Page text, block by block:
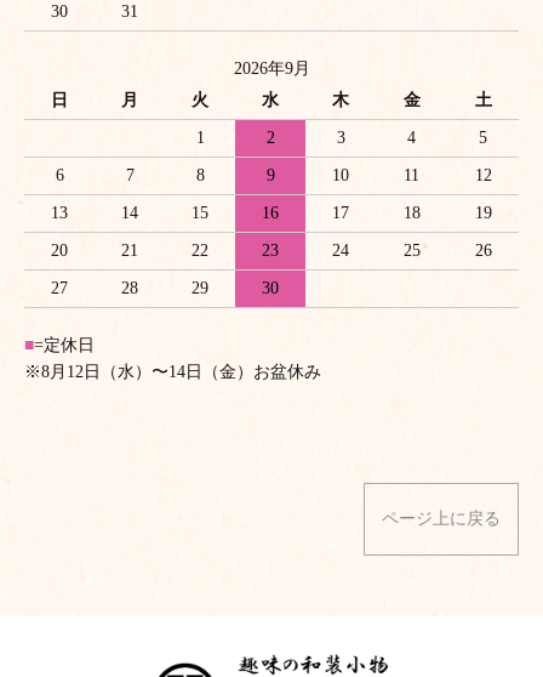
30 31
2026年9月
日
月 火 水 木 金 土
1 2 3 4 5
6 7 8 9 10 11 12
13 14 15 16 17 18 19
20 21 22 23 24 25 26
27 28 29 30
■=定休日
※8月12日（水）〜14日（金）お盆休み
ページ上に戻る